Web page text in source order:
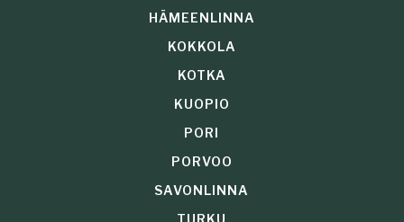
HÄMEENLINNA
KOKKOLA
KOTKA
KUOPIO
PORI
PORVOO
SAVONLINNA
TURKU